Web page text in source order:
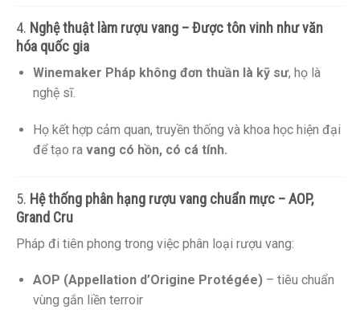
4. Nghệ thuật làm rượu vang – Được tôn vinh như văn
hóa quốc gia
Winemaker Pháp không đơn thuần là kỹ sư, họ là
nghệ sĩ.
Họ kết hợp cảm quan, truyền thống và khoa học hiện đại
để tạo ra vang có hồn, có cá tính.
5. Hệ thống phân hạng rượu vang chuẩn mực – AOP,
Grand Cru
Pháp đi tiên phong trong việc phân loại rượu vang:
AOP (Appellation d’Origine Protégée)– tiêu chuẩn
vùng gắn liền terroir